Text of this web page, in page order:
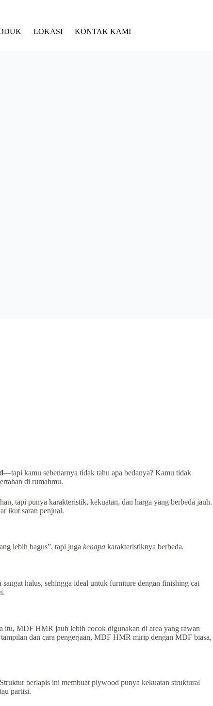
LOKASI KONTAK KAMI
—tapi kamu sebenarnya tidak tahu apa bedanya? Kamu tidak
di rumahmu.
tapi punya karakteristik, kekuatan, dan harga yang berbeda jauh.
ikut saran penjual.
lebih bagus”, tapi juga kenapa karakteristiknya berbeda.
halus, sehingga ideal untuk furniture dengan finishing cat
itu, MDF HMR jauh lebih cocok digunakan di area yang rawan
dan cara pengerjaan, MDF HMR mirip dengan MDF biasa,
berlapis ini membuat plywood punya kekuatan struktural
partisi.